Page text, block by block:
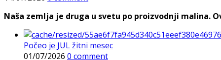
Naša zemlja je druga u svetu po proizvodnji malina.
Počeo je JUL žitni mesec
01/07/2026 0 comment